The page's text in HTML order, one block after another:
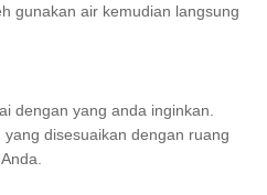
gunakan air kemudian langsung
dengan yang anda inginkan.
disesuaikan dengan ruang